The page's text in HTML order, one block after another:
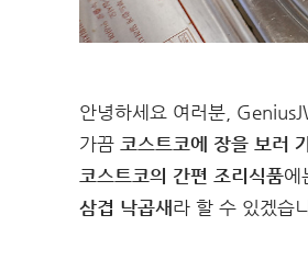
안녕하세요 여러분,
가끔 코스트코에 장을 보러
코스트코의 간편 조리식품에
삼겹 낙곱새 라 할 수 있겠습